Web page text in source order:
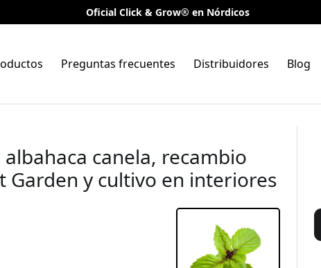
Oficial Click & Grow® en Nórdicos
Preguntas frecuentes Distribuidores Blog
canela, recambio
Garden y cultivo en interiores